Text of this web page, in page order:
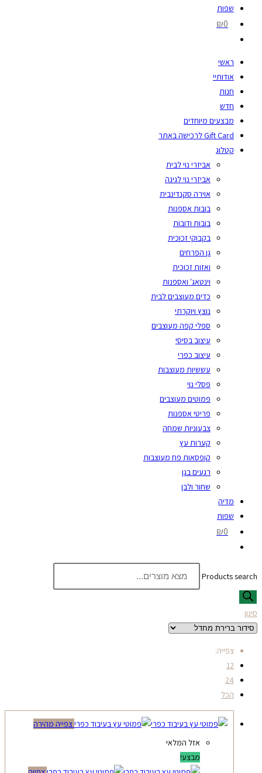
שפות
₪0
ראשי
אודותיי
חנות
חדש
מבצעים מיוחדים
Gift Card לרכישה באתר
קטלוג
אביזרי נוי לבית
אביזרי נוי לגינה
אוירה סקנדינבית
בובות אספנות
בובות ודובות
בקבוקי זכוכית
גן הפרחים
ואזות זכוכית
וינטאג' ואספנות
כדים מעוצבים לבית
נוצץ ויוקרתי
ספלי קפה מעוצבים
עיצוב בסיסי
עיצוב כפרי
עששיות מעוצבות
פסלי נוי
פמוטים מעוצבים
פריטי אספנות
צבעוניות שמחה
קערות עץ
קופסאות פח מעוצבות
רגעים בגן
שחור ולבן
מדיה
שפות
₪0
Products search
סינון
צפייה:
12
24
הכל
צפייה מהירה
אזל המלאי
מבצע!